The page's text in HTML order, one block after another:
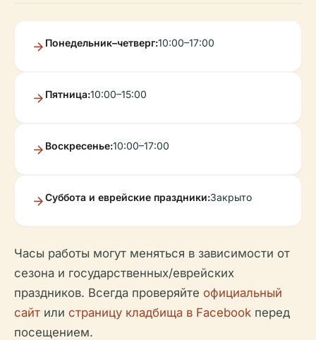
Понедельник–четверг:10:00–17:00
Пятница:10:00–15:00
Воскресенье:10:00–17:00
Суббота и еврейские праздники:Закрыто
Часы работы могут меняться в зависимости от
сезона и государственных/еврейских
праздников. Всегда проверяйте официальный
сайт или страницу кладбища в Facebook перед
посещением.